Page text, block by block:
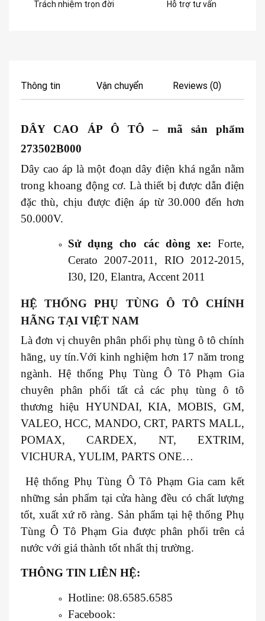
Trách nhiệm trọn đời Hỗ trợ tư vấn
Thông tin Vận chuyển Reviews (0)
DÂY CAO ÁP Ô TÔ– mã sản phẩm
273502B000
Dây cao áp là một đoạn dây điện khá ngắn nằm
trong khoang động cơ. Là thiết bị được dẫn điện
đặc thù, chịu được điện áp từ 30.000 đến hơn
50.000V.
Sử dụng cho các dòng xe: Forte,
Cerato 2007-2011, RIO 2012-2015,
I30, I20, Elantra, Accent 2011
HỆ THỐNG PHỤ TÙNG Ô TÔ CHÍNH
HÃNG TẠI VIỆT NAM
Là đơn vị chuyên phân phối phụ tùng ô tô chính
hãng, uy tín.Với kinh nghiệm hơn 17 năm trong
ngành. Hệ thống Phụ Tùng Ô Tô Phạm Gia
chuyên phân phối tất cả các phụ tùng ô tô
thương hiệu HYUNDAI, KIA, MOBIS, GM,
VALEO, HCC, MANDO, CRT, PARTS MALL,
POMAX, CARDEX, NT, EXTRIM,
VICHURA, YULIM, PARTS ONE…
Hệ thống Phụ Tùng Ô Tô Phạm Gia cam kết
những sản phẩm tại cửa hàng đều có chất lượng
tốt, xuất xứ rõ ràng. Sản phẩm tại hệ thống Phụ
Tùng Ô Tô Phạm Gia được phân phối trên cả
nước với giá thành tốt nhất thị trường.
THÔNG TIN LIÊN HỆ:
Hotline: 08.6585.6585
Facebook: